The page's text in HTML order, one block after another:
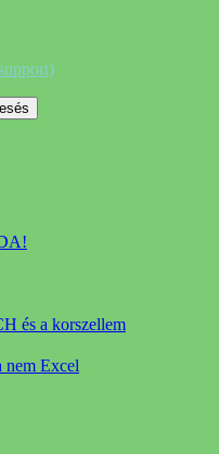
és a korszellem
nem Excel